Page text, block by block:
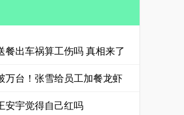
餐出车祸算工伤吗 真相来了
万台！张雪给员工加餐龙虾
安宇觉得自己红吗